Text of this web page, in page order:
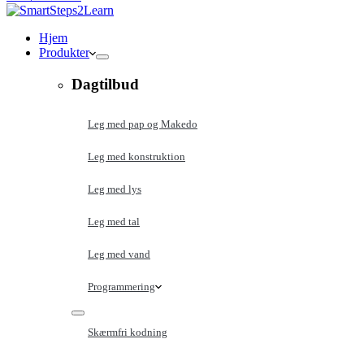
Hjem
Produkter
Dagtilbud
Leg med pap og Makedo
Leg med konstruktion
Leg med lys
Leg med tal
Leg med vand
Programmering
Skærmfri kodning